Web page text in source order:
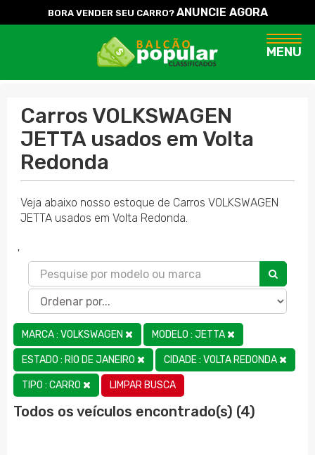
BORA VENDER SEU CARRO? ANUNCIE AGORA
MENU
Carros VOLKSWAGEN
JETTA usados em Volta
Redonda
Veja abaixo nosso estoque de Carros VOLKSWAGEN
JETTA usados em Volta Redonda.
'
MARCA : VOLKSWAGEN MODELO : JETTA
ESTADO : RIO DE JANEIRO CIDADE : VOLTA REDONDA
TIPO : CARRO LIMPAR BUSCA
Todos os veículos encontrado(s) (4)